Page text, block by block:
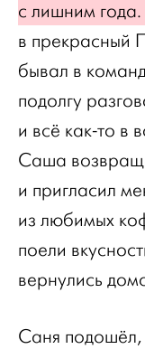
с лишним года.
в прекрасный
бывал в
подолгу
и всё как-то в
Саша
и пригласил
из любимых
поели
вернулись
Саня подошёл,